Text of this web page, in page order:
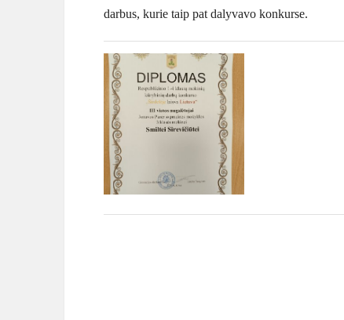
darbus, kurie taip pat dalyvavo konkurse.